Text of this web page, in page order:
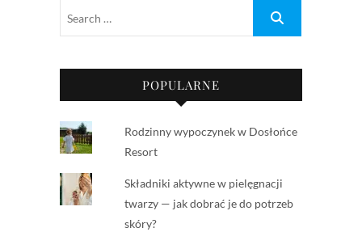
POPULARNE
Rodzinny wypoczynek w Dosłońce
Resort
Składniki aktywne w pielęgnacji
twarzy — jak dobrać je do potrzeb
skóry?